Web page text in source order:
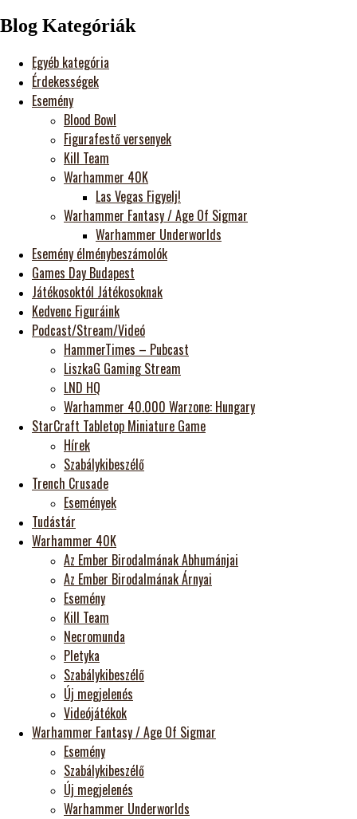
Blog Kategóriák
Egyéb kategória
Érdekességek
Esemény
Blood Bowl
Figurafestő versenyek
Kill Team
Warhammer 40K
Las Vegas Figyelj!
Warhammer Fantasy / Age Of Sigmar
Warhammer Underworlds
Esemény élménybeszámolók
Games Day Budapest
Játékosoktól Játékosoknak
Kedvenc Figuráink
Podcast/Stream/Videó
HammerTimes – Pubcast
LiszkaG Gaming Stream
LND HQ
Warhammer 40.000 Warzone: Hungary
StarCraft Tabletop Miniature Game
Hírek
Szabálykibeszélő
Trench Crusade
Események
Tudástár
Warhammer 40K
Az Ember Birodalmának Abhumánjai
Az Ember Birodalmának Árnyai
Esemény
Kill Team
Necromunda
Pletyka
Szabálykibeszélő
Új megjelenés
Videójátékok
Warhammer Fantasy / Age Of Sigmar
Esemény
Szabálykibeszélő
Új megjelenés
Warhammer Underworlds